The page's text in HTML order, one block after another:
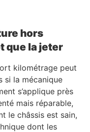
hors
que la jeter
kilométrage peut
si la mécanique
s’applique près
mais réparable,
le châssis est sain,
dont les